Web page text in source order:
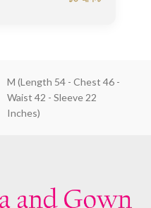
M (Length 54 - Chest 46 -
Waist 42 - Sleeve 22
Inches)